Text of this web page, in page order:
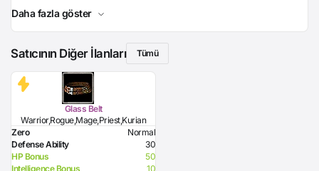
Daha fazla göster
Satıcının Diğer İlanları Tümü
Glass Belt
Warrior,Rogue,Mage,Priest,Kurian
Zero
Normal
Defense Ability
30
HP Bonus
50
Intelligence Bonus
10